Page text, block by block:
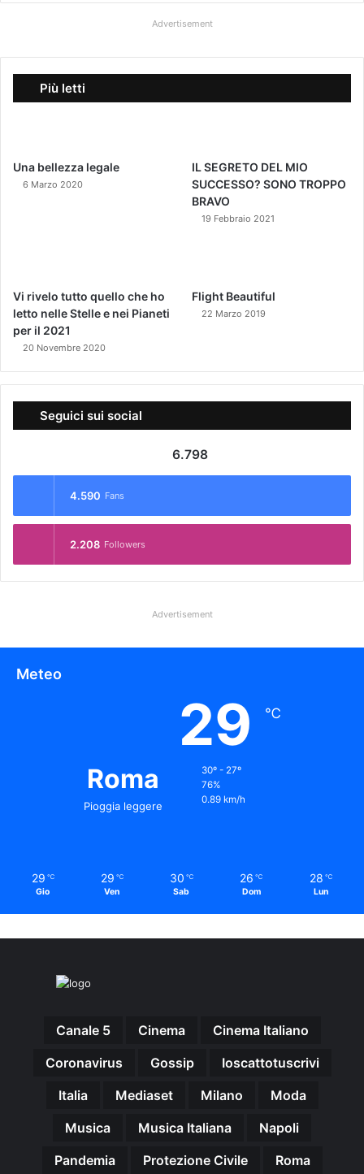
Advertisement
Più letti
Una bellezza legale
6 Marzo 2020
IL SEGRETO DEL MIO
SUCCESSO? SONO TROPPO
BRAVO
19 Febbraio 2021
Vi rivelo tutto quello che ho
letto nelle Stelle e nei Pianeti
per il 2021
20 Novembre 2020
Flight Beautiful
22 Marzo 2019
Seguici sui social
6.798
4.590 Fans
2.208 Followers
Advertisement
Meteo
Roma
Pioggia leggere
29 ℃
30º - 27º
76%
0.89 km/h
29 ℃
Gio
29 ℃
Ven
30 ℃
Sab
26 ℃
Dom
28 ℃
Lun
Canale 5 Cinema
Cinema Italiano
Coronavirus
Gossip
Ioscattotuscrivi
Italia
Mediaset Milano
Moda
Musica
Musica Italiana
Napoli
Pandemia
Protezione Civile
Roma